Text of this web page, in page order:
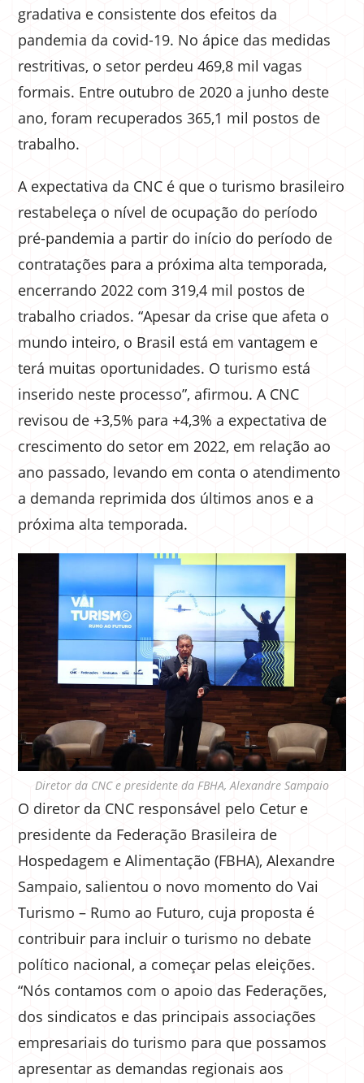
gradativa e consistente dos efeitos da
pandemia da covid-19. No ápice das medidas
restritivas, o setor perdeu 469,8 mil vagas
formais. Entre outubro de 2020 a junho deste
ano, foram recuperados 365,1 mil postos de
trabalho.
A expectativa da CNC é que o turismo brasileiro
restabeleça o nível de ocupação do período
pré-pandemia a partir do início do período de
contratações para a próxima alta temporada,
encerrando 2022 com 319,4 mil postos de
trabalho criados. “Apesar da crise que afeta o
mundo inteiro, o Brasil está em vantagem e
terá muitas oportunidades. O turismo está
inserido neste processo”, afirmou. A CNC
revisou de +3,5% para +4,3% a expectativa de
crescimento do setor em 2022, em relação ao
ano passado, levando em conta o atendimento
a demanda reprimida dos últimos anos e a
próxima alta temporada.
Diretor da CNC e presidente da FBHA, Alexandre Sampaio
O diretor da CNC responsável pelo Cetur e
presidente da Federação Brasileira de
Hospedagem e Alimentação (FBHA), Alexandre
Sampaio, salientou o novo momento do Vai
Turismo – Rumo ao Futuro, cuja proposta é
contribuir para incluir o turismo no debate
político nacional, a começar pelas eleições.
“Nós contamos com o apoio das Federações,
dos sindicatos e das principais associações
empresariais do turismo para que possamos
apresentar as demandas regionais aos